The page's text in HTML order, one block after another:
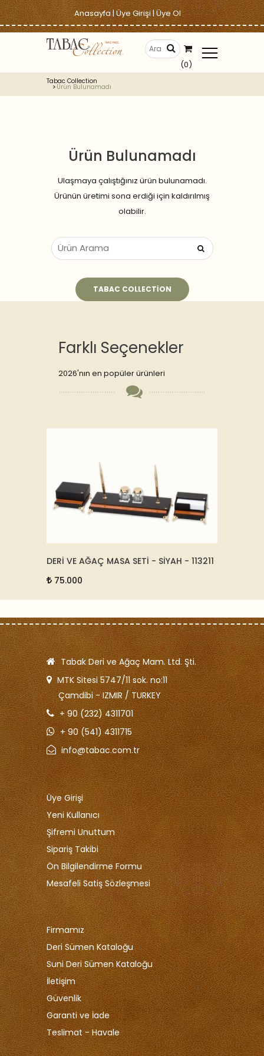
Anasayfa|Üye Girişi|Üye Ol
(0)
Tabac Collection
Ürün Bulunamadı
Ürün Bulunamadı
Ulaşmaya çalıştığınız ürün bulunamadı.
Ürünün üretimi sona erdiği için kaldırılmış
olabilir.
TABAC COLLECTION
Farklı Seçenekler
2026'nın en popüler ürünleri
DERİ VE AĞAÇ MASA SETİ - SİYAH - 113211
75.000
Tabak Deri ve Ağaç Mam. Ltd. Şti.
MTK Sitesi 5747/11 sok. no:11
Çamdibi - IZMIR / TURKEY
+ 90 (232) 4311701
+ 90 (541) 4311715
info@tabac.com.tr
Üye Girişi
Yeni Kullanıcı
Şifremi Unuttum
Sipariş Takibi
Ön Bilgilendirme Formu
Mesafeli Satiş Sözleşmesi
Firmamız
Deri Sümen Kataloğu
Suni Deri Sümen Kataloğu
İletişim
Güvenlik
Garanti ve İade
Teslimat - Havale